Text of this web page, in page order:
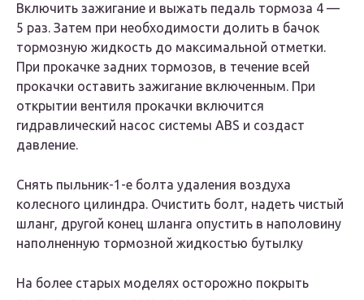
Включить зажигание и выжать педаль тормоза 4 —
5 раз. Затем при необходимости долить в бачок
тормозную жидкость до максимальной отметки.
При прокачке задних тормозов, в течение всей
прокачки оставить зажигание включенным. При
открытии вентиля прокачки включится
гидравлический насос системы ABS и создаст
давление.
Снять пыльник-1-е болта удаления воздуха
колесного цилиндра. Очистить болт, надеть чистый
шланг, другой конец шланга опустить в наполовину
наполненную тормозной жидкостью бутылку
На более старых моделях осторожно покрыть